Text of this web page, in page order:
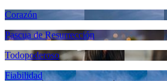
Corazón
Pascua de Resurrección
Todopoderoso
Fiabilidad